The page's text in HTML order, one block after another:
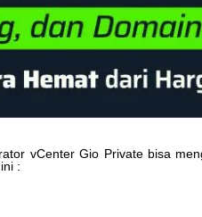
vCenter Gio Private bisa
ini :